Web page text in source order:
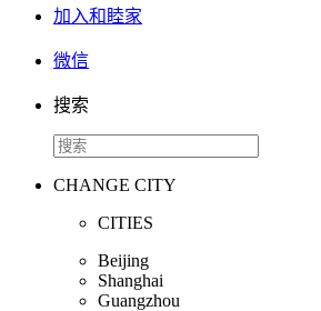
加入和睦家
微信
搜索
CHANGE CITY
CITIES
Beijing
Shanghai
Guangzhou